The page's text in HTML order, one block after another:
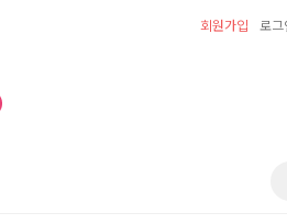
회원가입 로그